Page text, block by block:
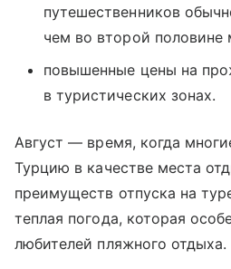
путешественников
чем во второй половине
повышенные цены на
в туристических зонах.
Август — время, когда
Турцию в качестве места
преимуществ отпуска на
теплая погода, которая
любителей пляжного отдыха.